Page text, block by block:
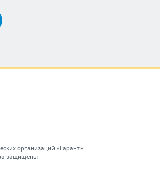
организаций «Гарант».
защищены